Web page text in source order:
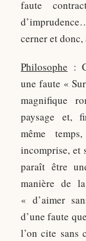
faute
cerner et donc,
Philosophe :
une faute «
magnifique
paysage et,
même
incomprise, et
paraît être
manière de
« d’aimer
d’une faute
l’on cite sans